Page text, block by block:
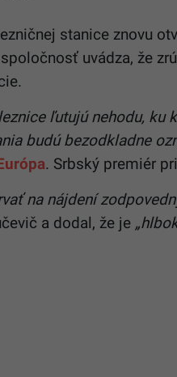
stanice znovu
uvádza, že
ľutujú nehodu,
budú bezodkladne
. Srbský premiér
na nájdení
a dodal, že je